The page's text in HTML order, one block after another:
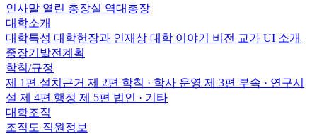
인사말 열린 총장실 역대총장
대학소개
대학특성 대학헌장과 인재상 대학 이야기 비전 교가 UI 소개
중장기발전계획
학칙/규정
제 1편 설치근거 제 2편 학칙 · 학사 운영 제 3편 부속 · 연구시
설 제 4편 행정 제 5편 법인 · 기타
대학조직
조직도 직원정보